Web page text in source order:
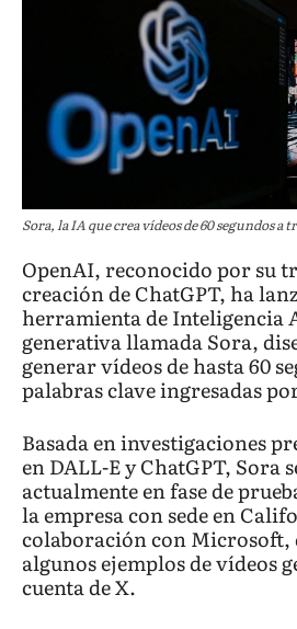
Sora, la IA que crea vídeos de 60 segundos a
OpenAI, reconocido por su
creación de ChatGPT, ha
herramienta de Inteligencia
generativa llamada Sora,
generar vídeos de hasta 60
palabras clave ingresadas
Basada en investigaciones
en DALL-E y ChatGPT, Sora
actualmente en fase de
la empresa con sede en
colaboración con Microsoft,
algunos ejemplos de vídeos
cuenta de X.